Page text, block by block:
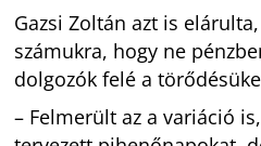
Gazsi Zoltán azt is
számukra, hogy ne
dolgozók felé a
– Felmerült az a variáció